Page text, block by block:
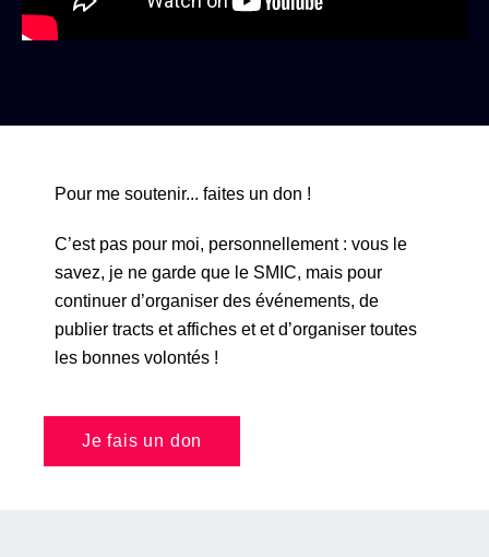
Pour me soutenir... faites un don !
C’est pas pour moi, personnellement : vous le
savez, je ne garde que le SMIC, mais pour
continuer d’organiser des événements, de
publier tracts et affiches et et d’organiser toutes
les bonnes volontés !
Je fais un don